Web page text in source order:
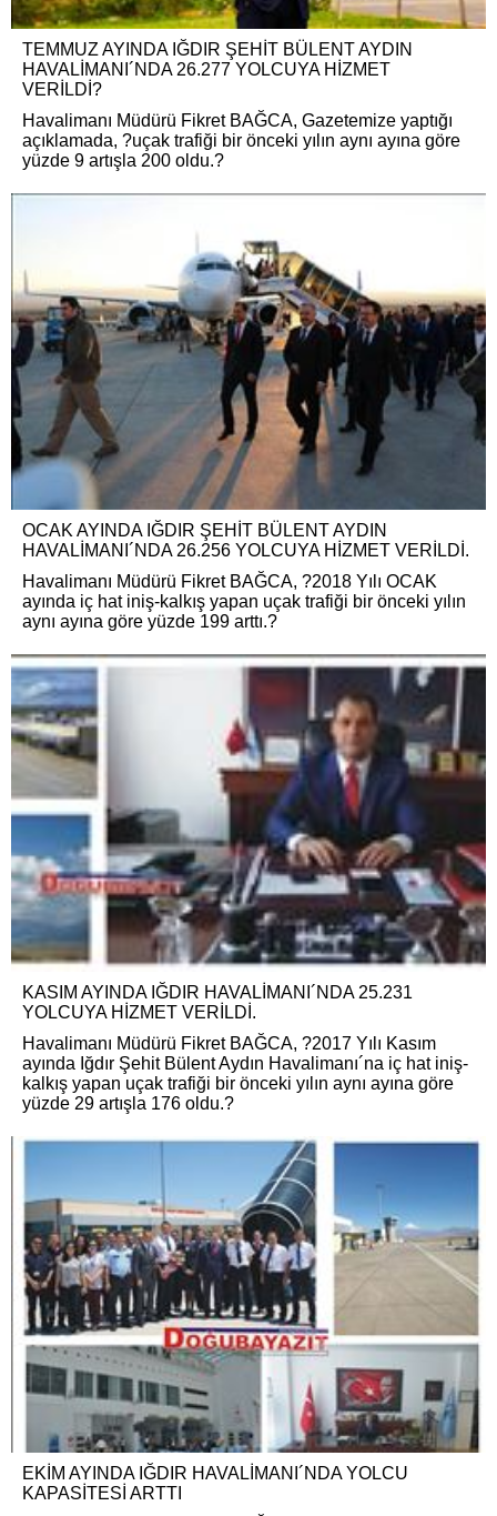
TEMMUZ AYINDA IĞDIR ŞEHİT BÜLENT AYDIN
HAVALİMANI´NDA 26.277 YOLCUYA HİZMET
VERİLDİ?
Havalimanı Müdürü Fikret BAĞCA, Gazetemize yaptığı
açıklamada, ?uçak trafiği bir önceki yılın aynı ayına göre
yüzde 9 artışla 200 oldu.?
OCAK AYINDA IĞDIR ŞEHİT BÜLENT AYDIN
HAVALİMANI´NDA 26.256 YOLCUYA HİZMET VERİLDİ.
Havalimanı Müdürü Fikret BAĞCA, ?2018 Yılı OCAK
ayında iç hat iniş-kalkış yapan uçak trafiği bir önceki yılın
aynı ayına göre yüzde 199 arttı.?
KASIM AYINDA IĞDIR HAVALİMANI´NDA 25.231
YOLCUYA HİZMET VERİLDİ.
Havalimanı Müdürü Fikret BAĞCA, ?2017 Yılı Kasım
ayında Iğdır Şehit Bülent Aydın Havalimanı´na iç hat iniş-
kalkış yapan uçak trafiği bir önceki yılın aynı ayına göre
yüzde 29 artışla 176 oldu.?
EKİM AYINDA IĞDIR HAVALİMANI´NDA YOLCU
KAPASİTESİ ARTTI